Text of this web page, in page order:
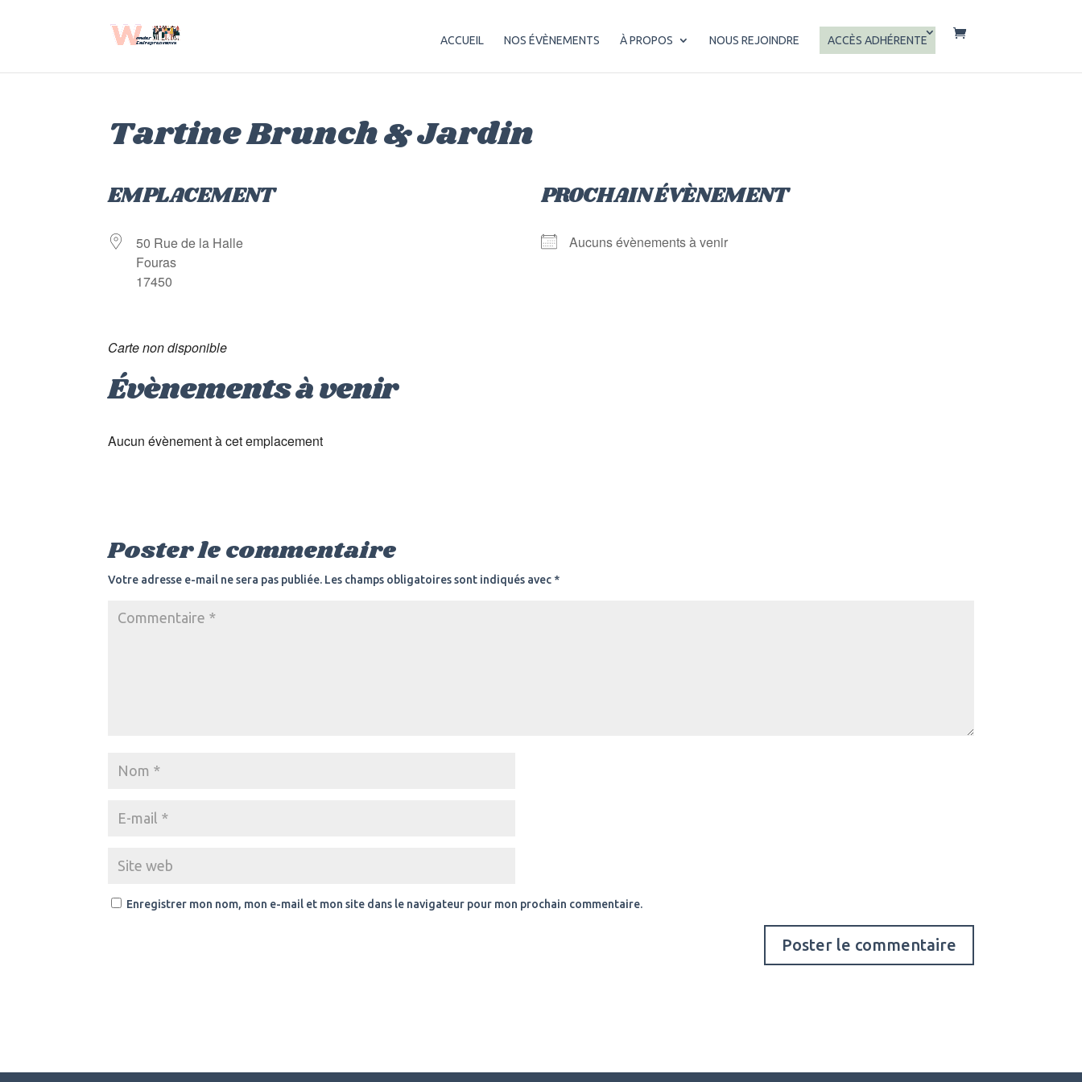
ACCUEIL NOS ÉVÈNEMENTS À PROPOS NOUS REJOINDRE ACCÈS ADHÉRENTE
Tartine Brunch & Jardin
EMPLACEMENT
50 Rue de la Halle
Fouras
17450
PROCHAIN ÉVÈNEMENT
Aucuns évènements à venir
Carte non disponible
Évènements à venir
Aucun évènement à cet emplacement
Poster le commentaire
Votre adresse e-mail ne sera pas publiée. Les champs obligatoires sont indiqués avec *
Enregistrer mon nom, mon e-mail et mon site dans le navigateur pour mon prochain commentaire.